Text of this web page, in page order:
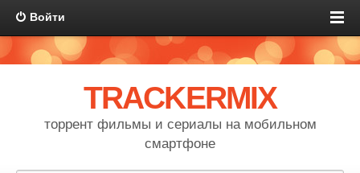
Войти
TRACKERMIX
торрент фильмы и сериалы на мобильном
смартфоне